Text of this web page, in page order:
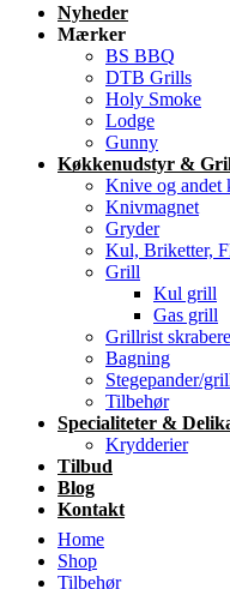
Nyheder
Mærker
BS BBQ
DTB Grills
Holy Smoke
Lodge
Gunny
Køkkenudstyr &
Knive og
Knivmagnet
Gryder
Kul, Briketter,
Grill
Kul grill
Gas grill
Grillrist skrabere
Bagning
Stegepander/
Tilbehør
Specialiteter &
Krydderier
Tilbud
Blog
Kontakt
Home
Shop
Tilbehør